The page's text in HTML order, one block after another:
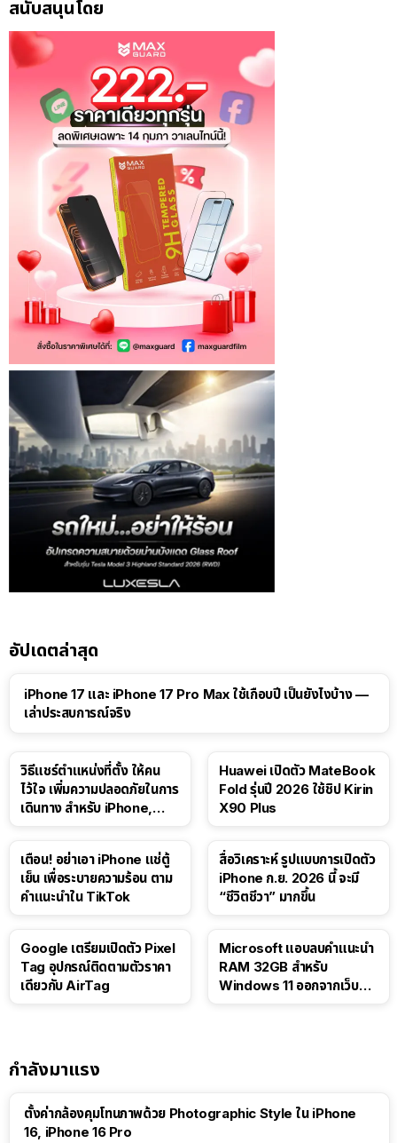
สนับสนุนโดย
อัปเดตล่าสุด
iPhone 17 และ iPhone 17 Pro Max ใช้เกือบปี เป็นยังไงบ้าง —
เล่าประสบการณ์จริง
วิธีแชร์ตำแหน่งที่ตั้ง ให้คน
ไว้ใจ เพิ่มความปลอดภัยในการ
เดินทาง สำหรับ iPhone,
Huawei เปิดตัว MateBook
Fold รุ่นปี 2026 ใช้ชิป Kirin
X90 Plus
เตือน! อย่าเอา iPhone แช่ตู้
เย็น เพื่อระบายความร้อน ตาม
คำแนะนำใน TikTok
สื่อวิเคราะห์ รูปแบบการเปิดตัว
iPhone ก.ย. 2026 นี้ จะมี
“ชีวิตชีวา” มากขึ้น
Google เตรียมเปิดตัว Pixel
Tag อุปกรณ์ติดตามตัวราคา
เดียวกับ AirTag
Microsoft แอบลบคำแนะนำ
RAM 32GB สำหรับ
Windows 11 ออกจากเว็บตัว
กำลังมาแรง
ตั้งค่ากล้องคุมโทนภาพด้วย Photographic Style ใน iPhone
16, iPhone 16 Pro